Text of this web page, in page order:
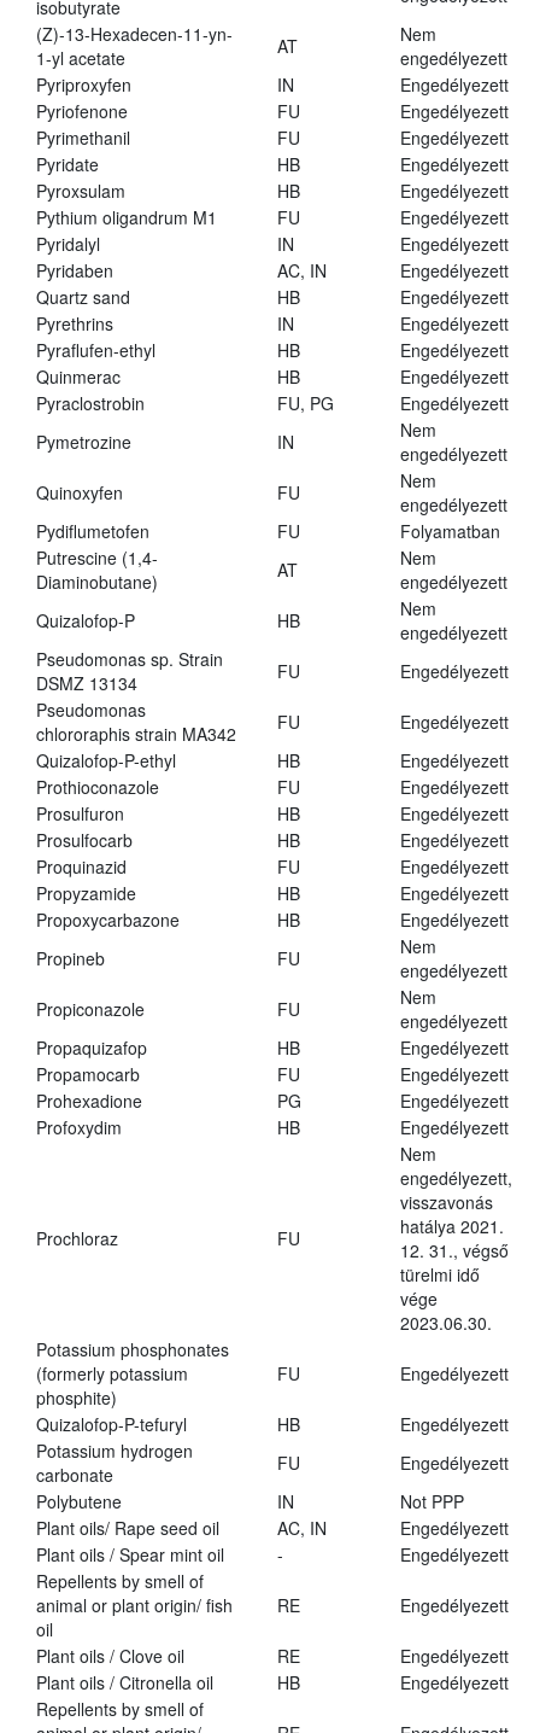
isobutyrate
(Z)-13-Hexadecen-11-yn-
1-yl acetate
AT
Nem
engedélyezett
Pyriproxyfen
IN
Engedélyezett
Pyriofenone
FU
Engedélyezett
Pyrimethanil
FU
Engedélyezett
Pyridate
HB
Engedélyezett
Pyroxsulam
HB
Engedélyezett
Pythium oligandrum M1
FU
Engedélyezett
Pyridalyl
IN
Engedélyezett
Pyridaben
AC, IN
Engedélyezett
Quartz sand
HB
Engedélyezett
Pyrethrins
IN
Engedélyezett
Pyraflufen-ethyl
HB
Engedélyezett
Quinmerac
HB
Engedélyezett
Pyraclostrobin
FU, PG
Engedélyezett
Pymetrozine
IN
Nem
engedélyezett
Quinoxyfen
FU
Nem
engedélyezett
Pydiflumetofen
FU
Folyamatban
Putrescine (1,4-
Diaminobutane)
AT
Nem
engedélyezett
Quizalofop-P
HB
Nem
engedélyezett
Pseudomonas sp. Strain
DSMZ 13134
FU
Engedélyezett
Pseudomonas
chlororaphis strain MA342
FU
Engedélyezett
Quizalofop-P-ethyl
HB
Engedélyezett
Prothioconazole
FU
Engedélyezett
Prosulfuron
HB
Engedélyezett
Prosulfocarb
HB
Engedélyezett
Proquinazid
FU
Engedélyezett
Propyzamide
HB
Engedélyezett
Propoxycarbazone
HB
Engedélyezett
Propineb
FU
Nem
engedélyezett
Propiconazole
FU
Nem
engedélyezett
Propaquizafop
HB
Engedélyezett
Propamocarb
FU
Engedélyezett
Prohexadione
PG
Engedélyezett
Profoxydim
HB Engedélyezett
Prochloraz FU
Nem
engedélyezett,
visszavonás
hatálya 2021.
12. 31., végső
türelmi idő
vége
2023.06.30.
Potassium phosphonates
(formerly potassium
phosphite)
FU Engedélyezett
Quizalofop-P-tefuryl HB
Engedélyezett
Potassium hydrogen
carbonate
FU
Engedélyezett
Polybutene
IN
Not PPP
Plant oils/ Rape seed oil
AC, IN
Engedélyezett
Plant oils / Spear mint oil
-
Engedélyezett
Repellents by smell of
animal or plant origin/ fish
oil
RE Engedélyezett
Plant oils / Clove oil RE
Engedélyezett
Plant oils / Citronella oil
HB
Engedélyezett
Repellents by smell of